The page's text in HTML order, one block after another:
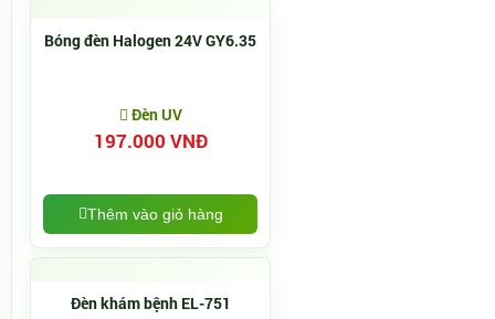
Bóng đèn Halogen 24V GY6.35
Đèn UV
197.000 VNĐ
Thêm vào giỏ hàng
Đèn khám bệnh EL-751